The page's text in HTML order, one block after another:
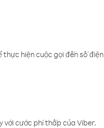
hiện cuộc gọi đến số điện
với cước phí thấp của Viber.